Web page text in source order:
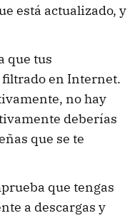
está actualizado, y
que tus
filtrado en Internet.
no hay
deberías
que se te
que tengas
a descargas y